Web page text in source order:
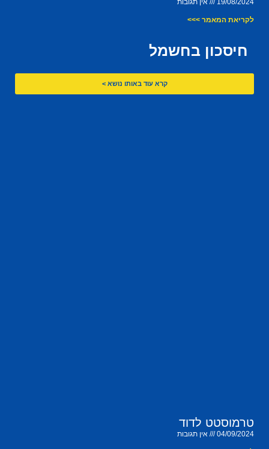
19/08/2024 אין תגובות
לקריאת המאמר >>>
חיסכון בחשמל
קרא עוד באותו נושא >
טרמוסטט לדוד
04/09/2024 אין תגובות